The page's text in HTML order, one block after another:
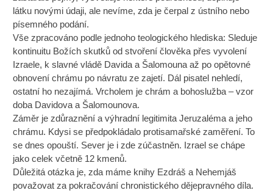
látku novými údaji, ale nevíme, zda je čerpal z ústního nebo
písemného podání.
Vše zpracováno podle jednoho teologického hlediska: Sleduje
kontinuitu Božích skutků od stvoření člověka přes vyvolení
Izraele, k slavné vládě Davida a Šalomouna až po opětovné
obnovení chrámu po návratu ze zajetí. Dál pisatel nehledí,
ostatní ho nezajímá. Vrcholem je chrám a bohoslužba – vzor
doba Davidova a Šalomounova.
Záměr je zdůraznění a výhradní legitimita Jeruzaléma a jeho
chrámu. Kdysi se předpokládalo protisamařské zaměření. To
se dnes opouští. Sever je i zde zúčastněn. Izrael se chápe
jako celek včetně 12 kmenů.
Důležitá otázka je, zda máme knihy Ezdráš a Nehemjáš
považovat za pokračování chronistického dějepravného díla.